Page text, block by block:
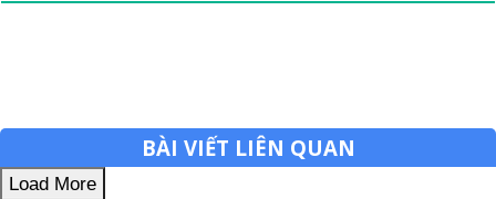
BÀI VIẾT LIÊN QUAN
Load More